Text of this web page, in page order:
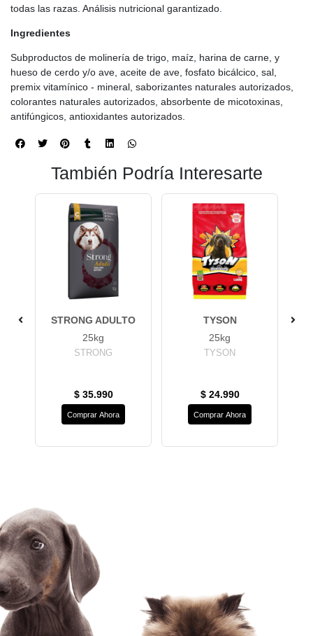
todas las razas. Análisis nutricional garantizado.
Ingredientes
Subproductos de molinería de trigo, maíz, harina de carne, y
hueso de cerdo y/o ave, aceite de ave, fosfato bicálcico, sal,
premix vitamínico - mineral, saborizantes naturales autorizados,
colorantes naturales autorizados, absorbente de micotoxinas,
antifúngicos, antioxidantes autorizados.
También Podría Interesarte
STRONG ADULTO
25kg
STRONG
$ 35.990
Comprar Ahora
TYSON
25kg
TYSON
$ 24.990
Comprar Ahora